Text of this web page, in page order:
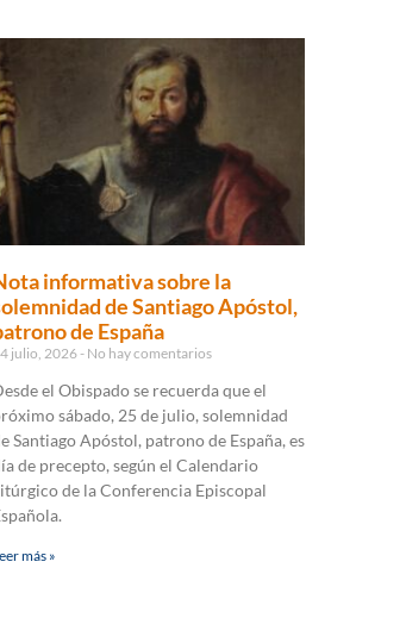
informativa sobre la
de Santiago Apóstol,
de España
julio, 2026 No hay comentarios
el Obispado se recuerda que el
sábado, 25 de julio, solemnidad
Santiago Apóstol, patrono de España, es
de precepto, según el Calendario
de la Conferencia Episcopal
más »